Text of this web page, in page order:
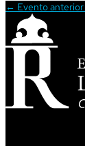
← Evento anterior